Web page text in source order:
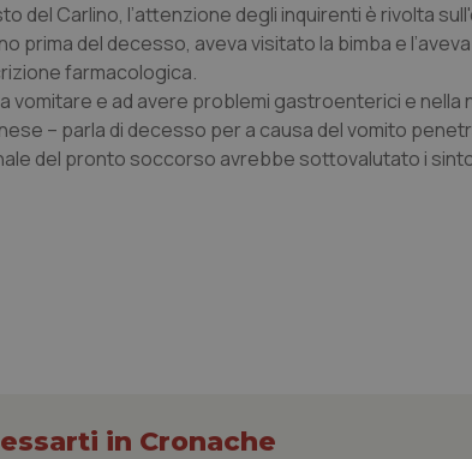
del Carlino, l’attenzione degli inquirenti è rivolta
prima del decesso, aveva visitato la bimba e
farmacologica.
vomitare e ad avere problemi gastroenterici e
– parla di decesso per a causa del vomito
del pronto soccorso avrebbe sottovalutato i
in Cronache